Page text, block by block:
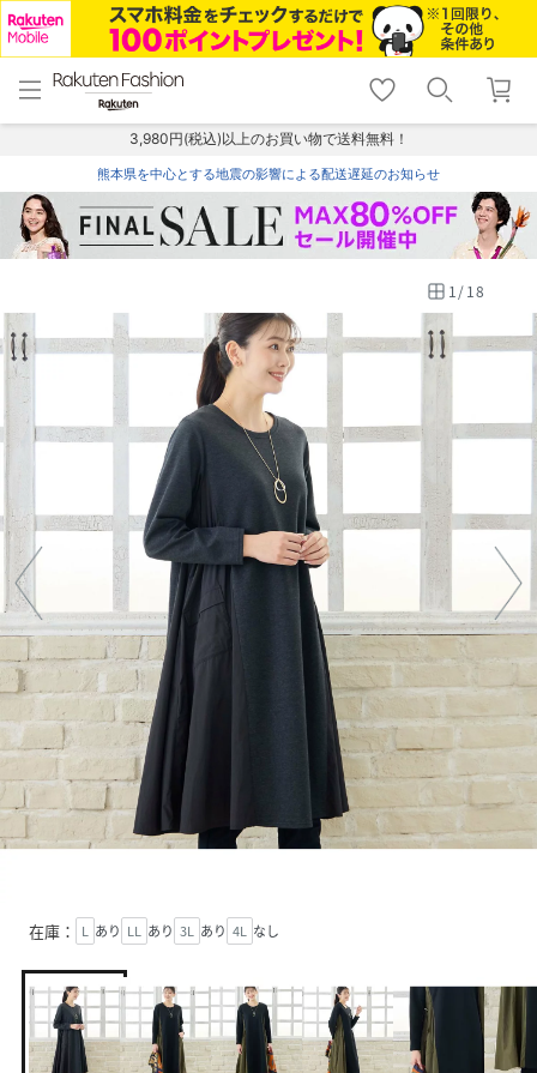
menu home
トップ
shopping_cart lock_outline
ログイン
3,980円(税込)以上のお買い物で送料無料！
熊本県を中心とする地震の影響による配送遅延のお知らせ
1/18
在庫： L あり LL あり 3L あり 4L なし